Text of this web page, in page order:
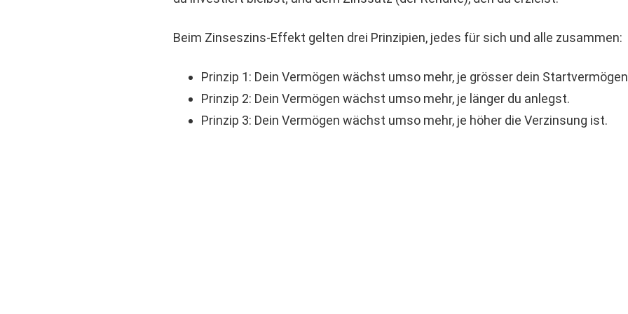
Beim Zinseszins-Effekt gelten drei Prinzipien, jedes für sich und alle zusammen:
Prinzip 1: Dein Vermögen wächst umso mehr, je grösser dein
Prinzip 2: Dein Vermögen wächst umso mehr, je länger du anlegst.
Prinzip 3: Dein Vermögen wächst umso mehr, je höher die Verzinsung ist.